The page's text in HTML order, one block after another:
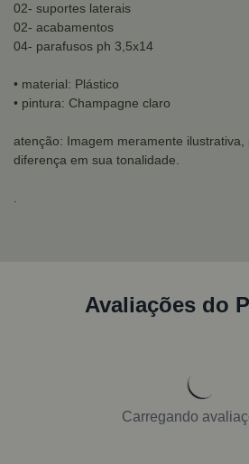
02- suportes laterais
02- acabamentos
04- parafusos ph 3,5x14
• material: Plástico
• pintura: Champagne claro
atenção: Imagem meramente
diferença em sua tonalidade.
Avaliações do
Carregando